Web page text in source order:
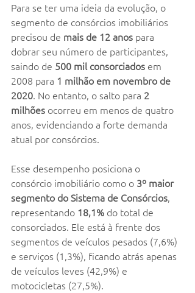
Para se ter uma ideia da evolução, o
segmento de consórcios imobiliários
precisou de mais de 12 anos para
dobrar seu número de participantes,
saindo de 500 mil consorciados em
2008 para 1 milhão em novembro de
2020. No entanto, o salto para 2
milhões ocorreu em menos de quatro
anos, evidenciando a forte demanda
atual por consórcios.
Esse desempenho posiciona o
consórcio imobiliário como o 3º maior
segmento do Sistema de Consórcios,
representando 18,1% do total de
consorciados. Ele está à frente dos
segmentos de veículos pesados (7,6%)
e serviços (1,3%), ficando atrás apenas
de veículos leves (42,9%) e
motocicletas (27,5%).